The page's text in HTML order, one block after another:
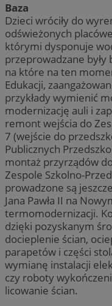
Baza
Dzieci wróciły do
odświeżonych
którymi dysponuje
przeprowadzane
na które na ten
Edukacji,
przykłady wymienić
modernizację auli i
remont wejścia do
7 (wejście do
Publicznych
montaż przyrządów
Zespole Szkolno-
prowadzone są
Jana Pawła II na
termomodernizacji.
dzięki pozyskanym
docieplenie ścian,
parapetów i części
wymianę instalacji
czy roboty
licowanie ścian.